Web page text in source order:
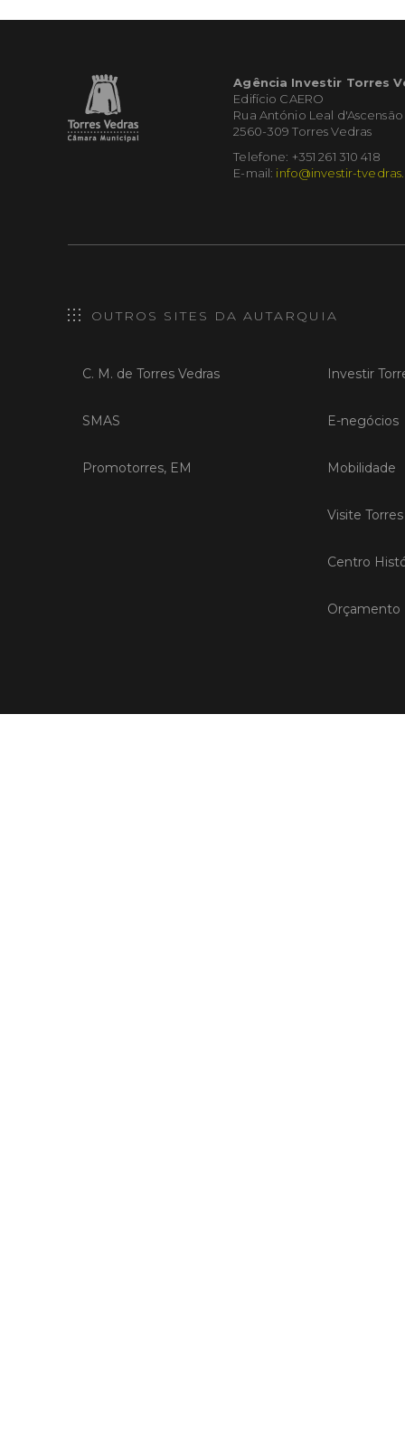
Agência Investir Torres
Edifício CAERO
Rua António Leal d'Ascensão
2560-309 Torres Vedras
Telefone: +351 261 310 418
E-mail: info@investir-
OUTROS SITES DA AUTARQUIA
C. M. de Torres Vedras
SMAS
Promotorres, EM
Investir
E-negócios
Mobilidade
Visite
Centro
Orçamento